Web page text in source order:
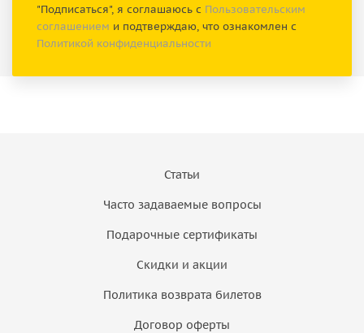
"Подписаться", я соглашаюсь с Пользовательским
соглашением и подтверждаю, что ознакомлен с
Политикой конфиденциальности
Статьи
Часто задаваемые вопросы
Подарочные сертификаты
Скидки и акции
Политика возврата билетов
Договор оферты